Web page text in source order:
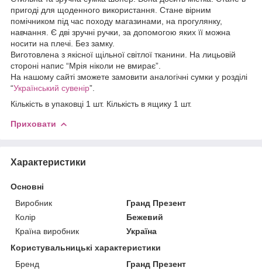
пригоді для щоденного використання. Стане вірним
помічником під час походу магазинами, на прогулянку,
навчання. Є дві зручні ручки, за допомогою яких її можна
носити на плечі. Без замку.
Виготовлена з якісної щільної світлої тканини. На лицьовій
стороні напис “Мрія ніколи не вмирає”.
На нашому сайті зможете замовити аналогічні сумки у розділі
“Український сувенір”.
Кількість в упаковці 1 шт. Кількість в ящику 1 шт.
Приховати
Характеристики
Основні
Виробник
Гранд Презент
Колір
Бежевий
Країна виробник
Україна
Користувальницькі характеристики
Бренд
Гранд Презент